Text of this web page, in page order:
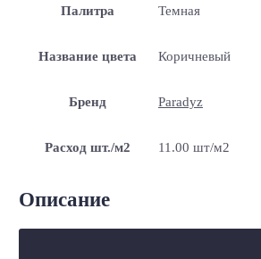
Палитра Темная
Название цвета Коричневый
Бренд Paradyz
Расход шт./м2 11.00 шт/м2
Описание